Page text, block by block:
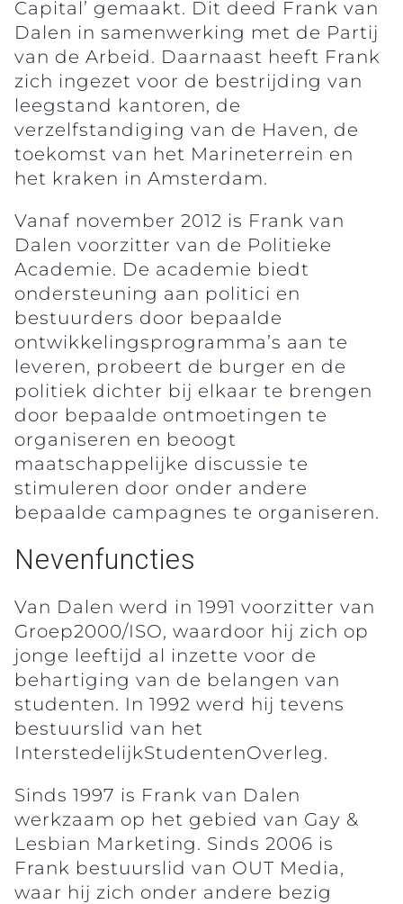
Capital’ gemaakt. Dit deed Frank van
Dalen in samenwerking met de Partij
van de Arbeid. Daarnaast heeft Frank
zich ingezet voor de bestrijding van
leegstand kantoren, de
verzelfstandiging van de Haven, de
toekomst van het Marineterrein en
het kraken in Amsterdam.
Vanaf november 2012 is Frank van
Dalen voorzitter van de Politieke
Academie. De academie biedt
ondersteuning aan politici en
bestuurders door bepaalde
ontwikkelingsprogramma’s aan te
leveren, probeert de burger en de
politiek dichter bij elkaar te brengen
door bepaalde ontmoetingen te
organiseren en beoogt
maatschappelijke discussie te
stimuleren door onder andere
bepaalde campagnes te organiseren.
Nevenfuncties
Van Dalen werd in 1991 voorzitter van
Groep2000/ISO, waardoor hij zich op
jonge leeftijd al inzette voor de
behartiging van de belangen van
studenten. In 1992 werd hij tevens
bestuurslid van het
InterstedelijkStudentenOverleg.
Sinds 1997 is Frank van Dalen
werkzaam op het gebied van Gay &
Lesbian Marketing. Sinds 2006 is
Frank bestuurslid van OUT Media,
waar hij zich onder andere bezig